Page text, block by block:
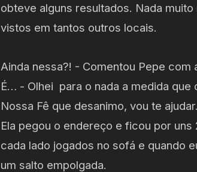
obteve alguns resultados. Nada
vistos em tantos outros locais.
Ainda nessa?! - Comentou Pepe com
É… - Olhei para o nada a medida que
Nossa Fê que desanimo, vou te
Ela pegou o endereço e ficou por
cada lado jogados no sofá e quando
um salto empolgada.